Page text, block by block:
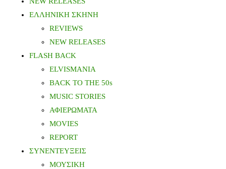
ΕΛΛΗΝΙΚΗ ΣΚΗΝΗ
REVIEWS
NEW RELEASES
FLASH BACK
ELVISMANIA
BACK TO THE 50s
MUSIC STORIES
ΑΦΙΕΡΩΜΑΤΑ
MOVIES
REPORT
ΣΥΝΕΝΤΕΥΞΕΙΣ
ΜΟΥΣΙΚΗ